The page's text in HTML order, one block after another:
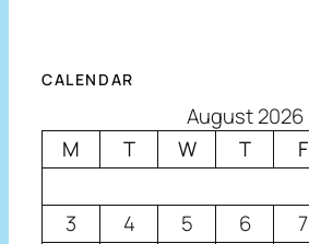
CALENDAR
August 2026
M
T W T F
3
4 5 6 7